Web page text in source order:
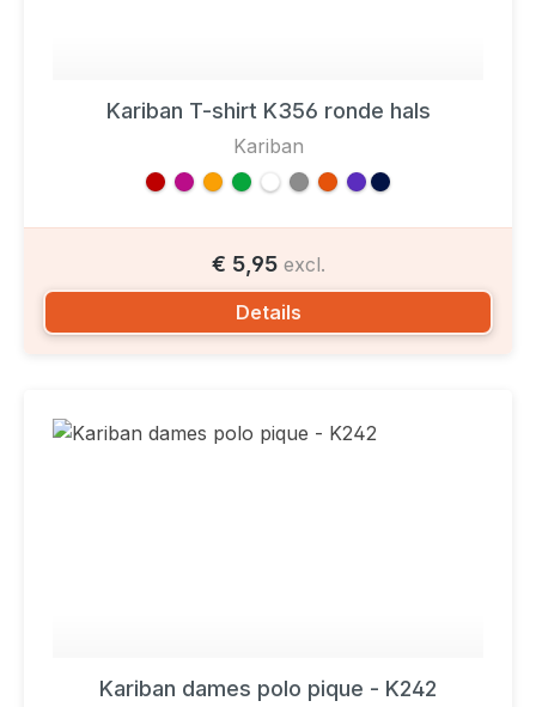
Kariban T-shirt K356 ronde hals
Kariban
€ 5,95 excl.
Details
Kariban dames polo pique - K242